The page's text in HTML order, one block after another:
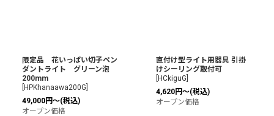
限定品 花いっぱい切子ペン
ダントライト グリーン泡
200mm
HPKhanaawa200G
49,000円～(税込)
オープン価格
直付け型ライト用器具 引掛
けシーリング取付可
HCkiguG
4,620円～(税込)
オープン価格